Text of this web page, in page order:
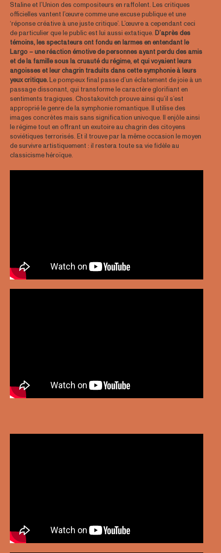
Staline et l’Union des compositeurs en raffolent. Les critiques
officielles vantent l’œuvre comme une excuse publique et une
‘réponse créative à une juste critique’. L’œuvre a cependant ceci
de particulier que le public est lui aussi extatique. D’après des
témoins, les spectateurs ont fondu en larmes en entendant le
Largo – une réaction émotive de personnes ayant perdu des amis
et de la famille sous la cruauté du régime, et qui voyaient leurs
angoisses et leur chagrin traduits dans cette symphonie à leurs
yeux critique.Le pompeux final passe d’un éclatement de joie à un
passage dissonant, qui transforme le caractère glorifiant en
sentiments tragiques. Chostakovitch prouve ainsi qu’il s’est
approprié le genre de la symphonie romantique. Il utilise des
images concrètes mais sans signification univoque. Il enjôle ainsi
le régime tout en offrant un exutoire au chagrin des citoyens
soviétiques terrorisés. Et il trouve par la même occasion le moyen
de survivre artistiquement : il restera toute sa vie fidèle au
classicisme héroïque.